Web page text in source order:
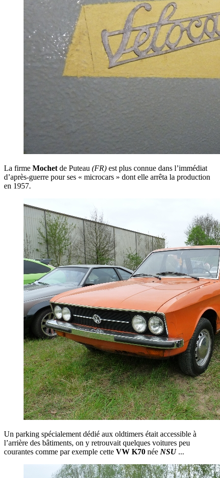
La firme Mochetde Puteau (FR) est plus connue dans l’immédiat
d’après-guerre pour ses « microcars » dont elle arrêta la production
en 1957.
Un parking spécialement dédié aux oldtimers était accessible à
l’arrière des bâtiments, on y retrouvait quelques voitures peu
courantes comme par exemple cette VW K70 née NSU ...